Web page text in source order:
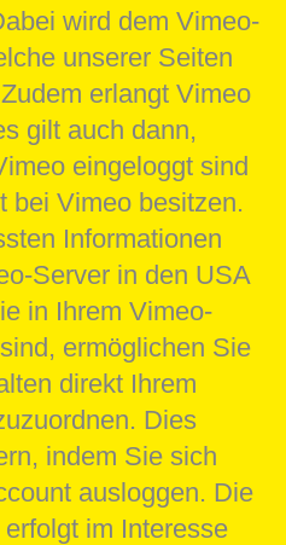
wird dem Vimeo-
unserer Seiten
erlangt Vimeo
gilt auch dann,
eingeloggt sind
bei Vimeo besitzen.
Informationen
Server in den USA
in Ihrem Vimeo-
ermöglichen Sie
direkt Ihrem
Dies
indem Sie sich
ausloggen. Die
im Interesse